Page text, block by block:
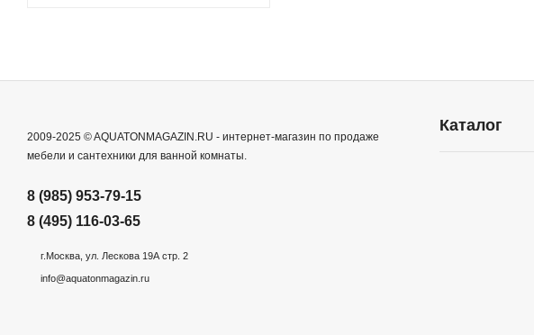
2009-2025 © AQUATONMAGAZIN.RU - интернет-магазин по продаже
мебели и сантехники для ванной комнаты.
8 (985) 953-79-15
8 (495) 116-03-65
г.Москва, ул. Лескова 19А стр. 2
info@aquatonmagazin.ru
Каталог